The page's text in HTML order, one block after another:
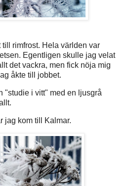
rimfrost. Hela världen var
Egentligen skulle jag velat
det vackra, men fick nöja mig
åkte till jobbet.
"studie i vitt" med en ljusgrå
jag kom till Kalmar.